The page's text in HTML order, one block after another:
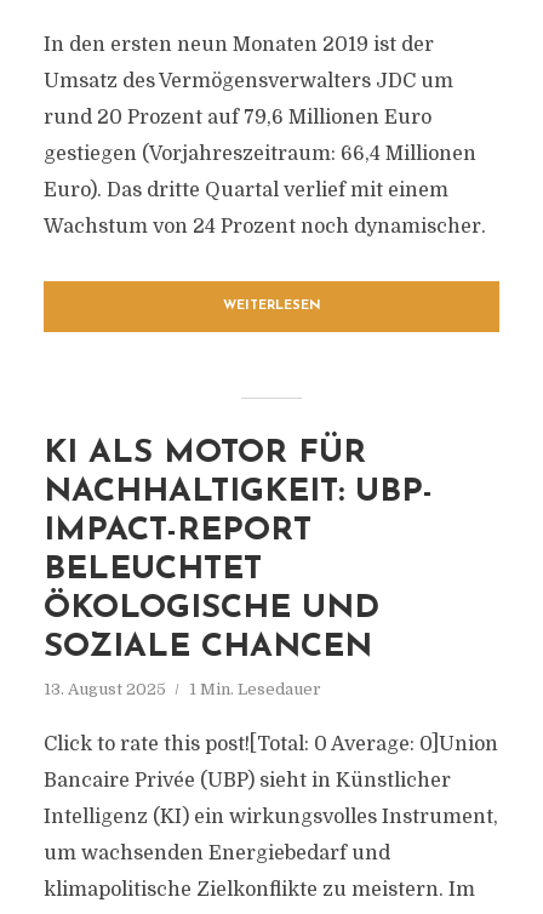
In den ersten neun Monaten 2019 ist der
Umsatz des Vermögensverwalters JDC um
rund 20 Prozent auf 79,6 Millionen Euro
gestiegen (Vorjahreszeitraum: 66,4 Millionen
Euro). Das dritte Quartal verlief mit einem
Wachstum von 24 Prozent noch dynamischer.
WEITERLESEN
KI ALS MOTOR FÜR
NACHHALTIGKEIT: UBP-
IMPACT-REPORT
BELEUCHTET
ÖKOLOGISCHE UND
SOZIALE CHANCEN
13. August 2025 1 Min. Lesedauer
Click to rate this post![Total: 0 Average: 0]Union
Bancaire Privée (UBP) sieht in Künstlicher
Intelligenz (KI) ein wirkungsvolles Instrument,
um wachsenden Energiebedarf und
klimapolitische Zielkonflikte zu meistern. Im